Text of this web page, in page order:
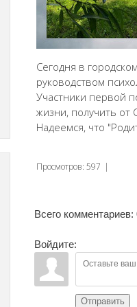
Сегодня в
руководством
Участники первой
жизни, получить
Надеемся, что
Просмотров: 597 |
Всего комментариев:
Войдите:
Отправить